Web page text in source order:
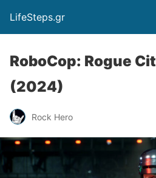
LifeSteps.gr
RoboCop: Rogue
(2024)
Rock Hero